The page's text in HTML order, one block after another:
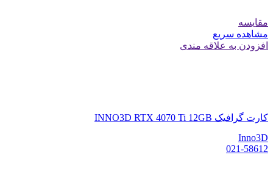
مقایسه
مشاهده سریع
افزودن به علاقه مندی
کارت گرافیک INNO3D RTX 4070 Ti 12GB
Inno3D
021-58612